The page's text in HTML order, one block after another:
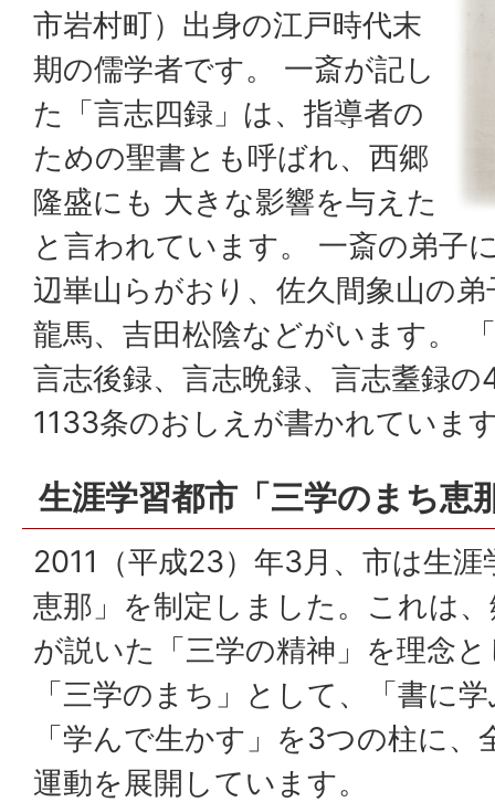
市岩村町）出身の江戸時代末
期の儒学者です。 一斎が記し
た「言志四録」は、指導者の
ための聖書とも呼ばれ、西郷
隆盛にも 大きな影響を与えた
と言われています。 一斎の弟子
辺崋山らがおり、佐久間象山の
龍馬、吉田松陰などがいます。
言志後録、言志晩録、言志耋録
1133条のおしえが書かれていま
生涯学習都市「三学のまち恵
2011（平成23）年3月、市は生
恵那」を制定しました。これは
が説いた「三学の精神」を理念
「三学のまち」として、「書に
「学んで生かす」を3つの柱に
運動を展開しています。